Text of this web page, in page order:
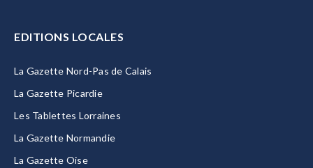
EDITIONS LOCALES
La Gazette Nord-Pas de Calais
La Gazette Picardie
Les Tablettes Lorraines
La Gazette Normandie
La Gazette Oise